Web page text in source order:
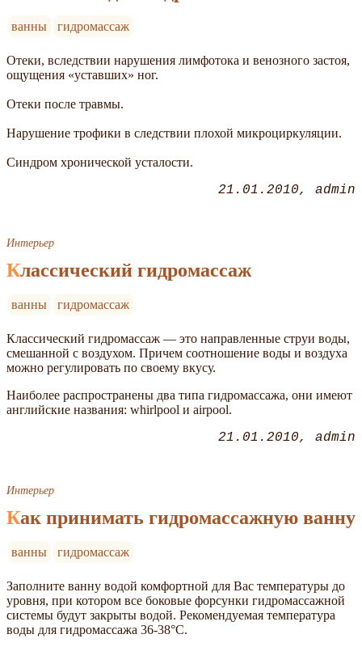
ванны гидромассаж
Отеки, вследствии нарушения лимфотока и венозного застоя,
ощущения «уставших» ног.
Отеки после травмы.
Нарушение трофики в следствии плохой микроциркуляции.
Синдром хронической усталости.
21.01.2010 admin
Интерьер
Классический гидромассаж
ванны гидромассаж
Классический гидромассаж — это направленные струи воды,
смешанной с воздухом. Причем соотношение воды и воздуха
можно регулировать по своему вкусу.
Наиболее распространены два типа гидромассажа, они имеют
английские названия: whirlpool и airpool.
21.01.2010 admin
Интерьер
Как принимать гидромассажную ванну
ванны гидромассаж
Заполните ванну водой комфортной для Вас температуры до
уровня, при котором все боковые форсунки гидромассажной
системы будут закрыты водой. Рекомендуемая температура
воды для гидромассажа 36-38°С.